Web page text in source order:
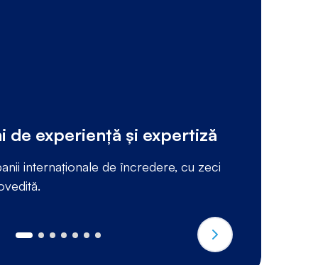
de experiență și expertiză
internaționale de încredere, cu zeci